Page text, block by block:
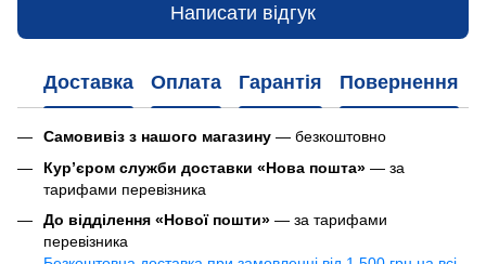
Написати відгук
Доставка Оплата Гарантія Повернення
Самовивіз з нашого магазину — безкоштовно
Кур’єром служби доставки «Нова пошта» — за
тарифами перевізника
До відділення «Нової пошти» — за тарифами
перевізника